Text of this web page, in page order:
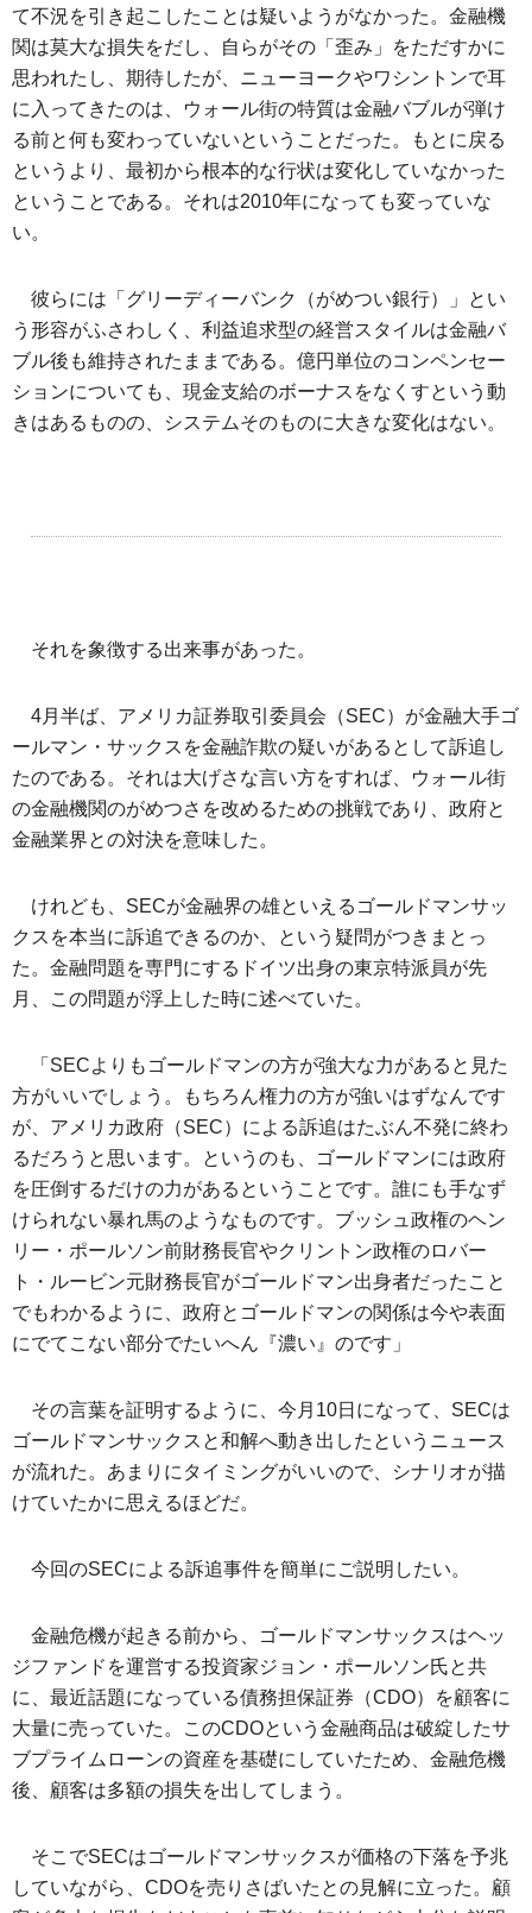
て不況を引き起こしたことは疑いようがなかった。金融機
関は莫大な損失をだし、自らがその「歪み」をただすかに
思われたし、期待したが、ニューヨークやワシントンで耳
に入ってきたのは、ウォール街の特質は金融バブルが弾け
る前と何も変わっていないということだった。もとに戻る
というより、最初から根本的な行状は変化していなかった
ということである。それは2010年になっても変っていな
い。
彼らには「グリーディーバンク（がめつい銀行）」とい
う形容がふさわしく、利益追求型の経営スタイルは金融バ
ブル後も維持されたままである。億円単位のコンペンセー
ションについても、現金支給のボーナスをなくすという動
きはあるものの、システムそのものに大きな変化はない。
それを象徴する出来事があった。
4月半ば、アメリカ証券取引委員会（SEC）が金融大手ゴ
ールマン・サックスを金融詐欺の疑いがあるとして訴追し
たのである。それは大げさな言い方をすれば、ウォール街
の金融機関のがめつさを改めるための挑戦であり、政府と
金融業界との対決を意味した。
けれども、SECが金融界の雄といえるゴールドマンサッ
クスを本当に訴追できるのか、という疑問がつきまとっ
た。金融問題を専門にするドイツ出身の東京特派員が先
月、この問題が浮上した時に述べていた。
「SECよりもゴールドマンの方が強大な力があると見た
方がいいでしょう。もちろん権力の方が強いはずなんです
が、アメリカ政府（SEC）による訴追はたぶん不発に終わ
るだろうと思います。というのも、ゴールドマンには政府
を圧倒するだけの力があるということです。誰にも手なず
けられない暴れ馬のようなものです。ブッシュ政権のヘン
リー・ポールソン前財務長官やクリントン政権のロバー
ト・ルービン元財務長官がゴールドマン出身者だったこと
でもわかるように、政府とゴールドマンの関係は今や表面
にでてこない部分でたいへん『濃い』のです」
その言葉を証明するように、今月10日になって、SECは
ゴールドマンサックスと和解へ動き出したというニュース
が流れた。あまりにタイミングがいいので、シナリオが描
けていたかに思えるほどだ。
今回のSECによる訴追事件を簡単にご説明したい。
金融危機が起きる前から、ゴールドマンサックスはヘッ
ジファンドを運営する投資家ジョン・ポールソン氏と共
に、最近話題になっている債務担保証券（CDO）を顧客に
大量に売っていた。このCDOという金融商品は破綻したサ
ブプライムローンの資産を基礎にしていたため、金融危機
後、顧客は多額の損失を出してしまう。
そこでSECはゴールドマンサックスが価格の下落を予兆
していながら、CDOを売りさばいたとの見解に立った。顧